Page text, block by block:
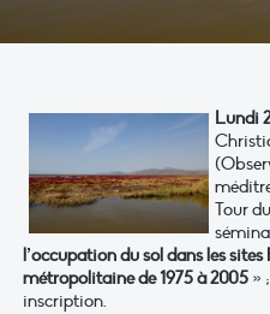
Lundi
Tour
l’occupation du sol dans les sites
métropolitaine de 1975 à 2005 »
inscription.